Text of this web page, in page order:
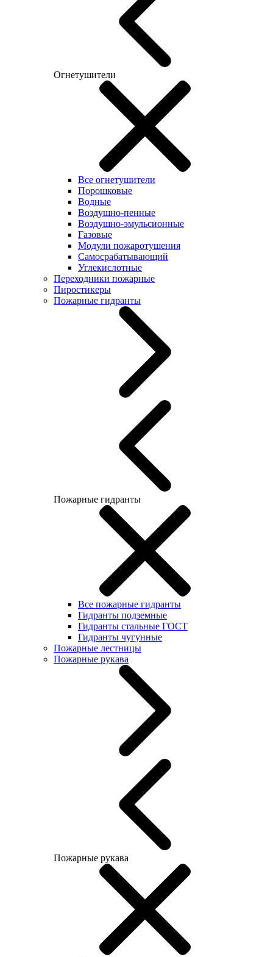
Огнетушители
Все огнетушители
Порошковые
Водные
Воздушно-пенные
Воздушно-эмульсионные
Газовые
Модули пожаротушения
Самосрабатывающий
Углекислотные
Переходники пожарные
Пиростикеры
Пожарные гидранты
Пожарные гидранты
Все пожарные гидранты
Гидранты подземные
Гидранты стальные ГОСТ
Гидранты чугунные
Пожарные лестницы
Пожарные рукава
Пожарные рукава